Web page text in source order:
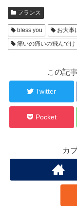
フランス
bless you お大事
痛いの痛いの飛んでけ
この記
Twitter
Pocket
カ